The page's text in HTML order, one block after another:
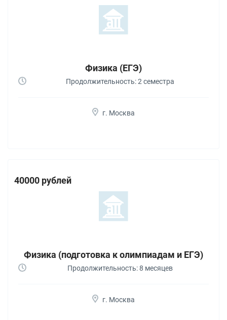
Физика (ЕГЭ)
Продолжительность: 2 семестра
г. Москва
40000 рублей
Физика (подготовка к олимпиадам и ЕГЭ)
Продолжительность: 8 месяцев
г. Москва